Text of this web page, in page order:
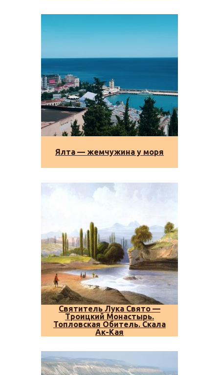
Ялта — жемчужина у моря
Святитель Лука Свято —
Троицкий Монастырь.
Топловская Обитель. Скала
Ак-Кая